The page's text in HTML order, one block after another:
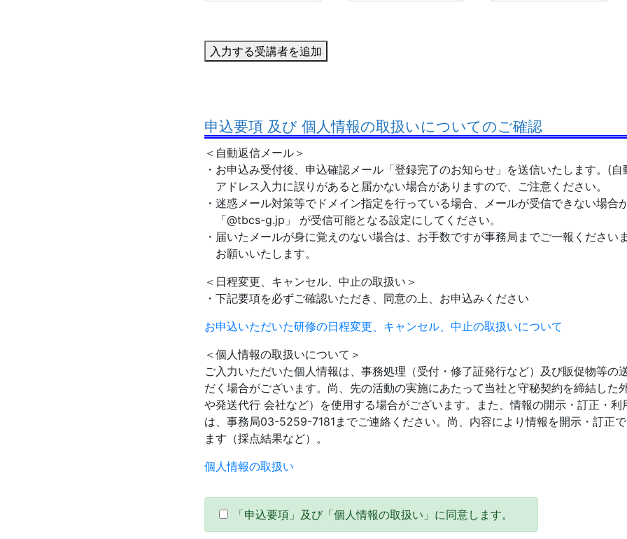
入力する受講者を追加
申込要項 及び 個人情報の取扱いについてのご確認
＜自動返信メール＞
・お申込み受付後、申込確認メール「登録完了のお知らせ」を送信いたします。(自
アドレス入力に誤りがあると届かない場合がありますので、ご注意ください。
・迷惑メール対策等でドメイン指定を行っている場合、メールが受信できない場合
「@tbcs-g.jp」 が受信可能となる設定にしてください。
・届いたメールが身に覚えのない場合は、お手数ですが事務局までご一報ください
お願いいたします。
＜日程変更、キャンセル、中止の取扱い＞
・下記要項を必ずご確認いただき、同意の上、お申込みください
お申込いただいた研修の日程変更、キャンセル、中止の取扱いについて
＜個人情報の取扱いについて＞
ご入力いただいた個人情報は、事務処理（受付・修了証発行など）及び販促物等の
だく場合がございます。尚、先の活動の実施にあたって当社と守秘契約を締結した
や発送代行 会社など）を使用する場合がございます。また、情報の開示・訂正・利
は、事務局03-5259-7181までご連絡ください。尚、内容により情報を開示・訂正
ます（採点結果など）。
個人情報の取扱い
「申込要項」及び「個人情報の取扱い」に同意します。